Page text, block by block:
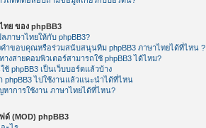
ทย ของ phpBB3
ภาษาไทยให้กับ phpBB3?
คำขอบคุณหรือร่วมสนับสนุนทีม phpBB3 ภาษาไทยได้ที่ไหน ?
างสายคอมพิวเตอร์สามารถใช้ phpBB3 ได้ไหม?
ช้ phpBB3 เป็นเว็บบอร์ดแล้วบ้าง
phpBB3 ไปใช้งานแล้วแนะนำได้ที่ไหน
าการใช้งาน ภาษาไทยได้ที่ไหน?
ด์ (MOD) phpBB3